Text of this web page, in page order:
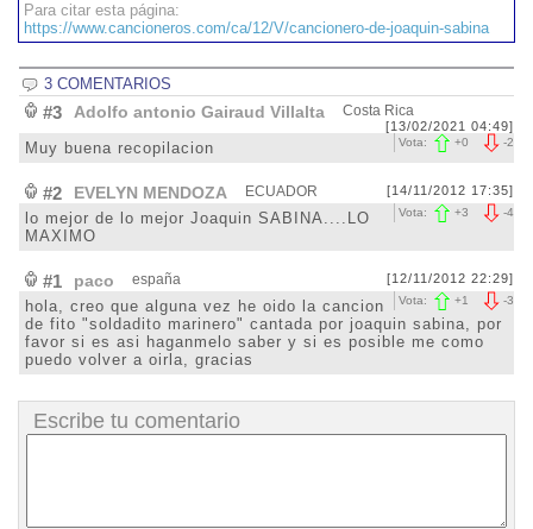
Para citar esta página:
https://www.cancioneros.com/ca/12/V/cancionero-de-joaquin-sabina
3 COMENTARIOS
#3 Adolfo antonio Gairaud Villalta Costa Rica
[13/02/2021 04:49]
-2
Vota: +0
Muy buena recopilacion
#2 EVELYN MENDOZA ECUADOR [14/11/2012 17:35]
-4
Vota: +3
lo mejor de lo mejor Joaquin SABINA....LO
MAXIMO
#1 paco españa [12/11/2012 22:29]
-3
Vota: +1
hola, creo que alguna vez he oido la cancion
de fito "soldadito marinero" cantada por joaquin sabina, por
favor si es asi haganmelo saber y si es posible me como
puedo volver a oirla, gracias
Escribe tu comentario